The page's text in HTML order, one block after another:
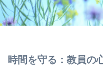
時間を守る：教員の